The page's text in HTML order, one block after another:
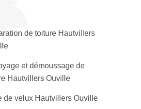
de toiture Hautvillers
et démoussage de
Hautvillers Ouville
de velux Hautvillers Ouville